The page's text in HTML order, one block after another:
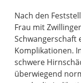
Nach den
Frau mit
Schwangerschaft
Komplikationen.
schwere
überwiegend